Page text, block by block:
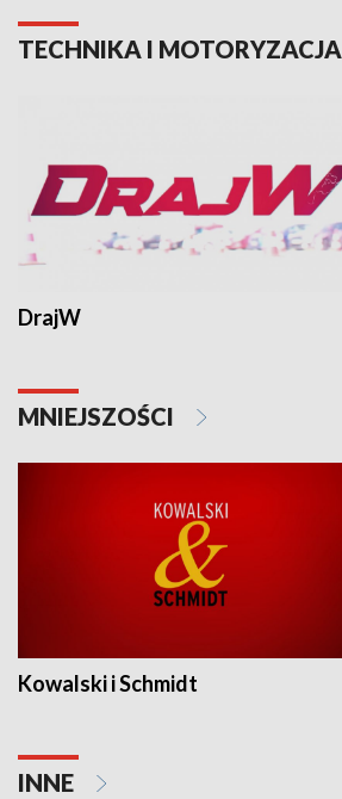
TECHNIKA I MOTORYZACJA
DrajW
MNIEJSZOŚCI
Kowalski i Schmidt
INNE